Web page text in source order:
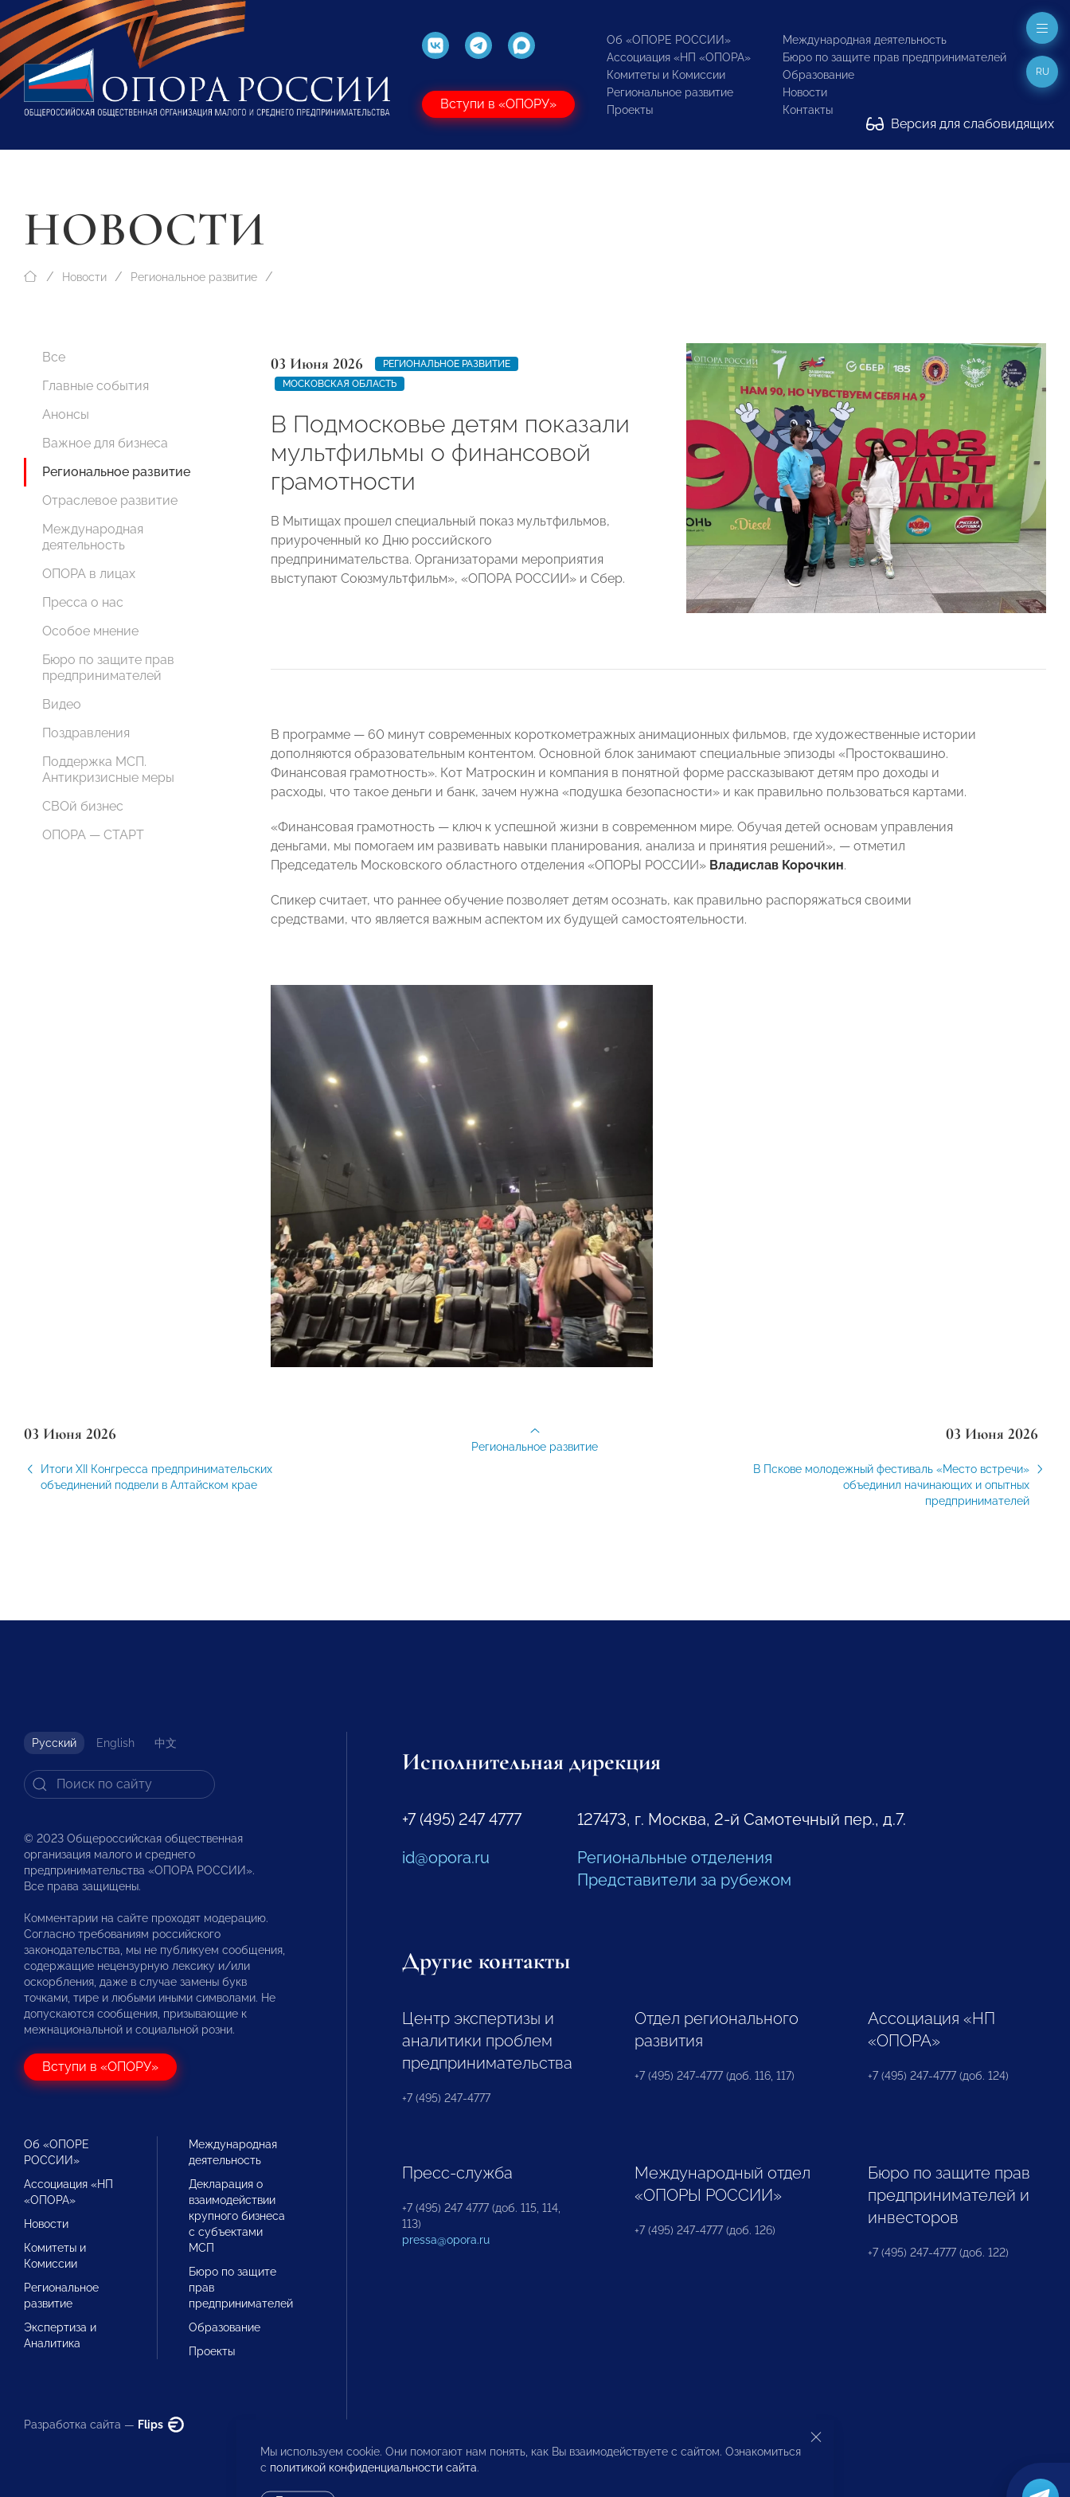
Вступи в «ОПОРУ»
Об «ОПОРЕ РОССИИ»
Ассоциация «НП «ОПОРА»
Комитеты и Комиссии
Региональное развитие
Проекты
Международная деятельность
Бюро по защите прав предпринимателей
Образование
Новости
Контакты
Версия для слабовидящих
RU
НОВОСТИ
Новости Региональное развитие
Все
Главные события
Анонсы
Важное для бизнеса
Региональное развитие
Отраслевое развитие
Международная
деятельность
ОПОРА в лицах
Пресса о нас
Особое мнение
Бюро по защите прав
предпринимателей
Видео
Поздравления
Поддержка МСП.
Антикризисные меры
СВОй бизнес
ОПОРА — СТАРТ
03 Июня 2026
РЕГИОНАЛЬНОЕ РАЗВИТИЕ
МОСКОВСКАЯ ОБЛАСТЬ
В Подмосковье детям показали
мультфильмы о финансовой
грамотности
В Мытищах прошел специальный показ мультфильмов,
приуроченный ко Дню российского
предпринимательства. Организаторами мероприятия
выступают Союзмультфильм», «ОПОРА РОССИИ» и Сбер.
В программе — 60 минут современных короткометражных анимационных фильмов, где художественные истории
дополняются образовательным контентом. Основной блок занимают специальные эпизоды «Простоквашино.
Финансовая грамотность». Кот Матроскин и компания в понятной форме рассказывают детям про доходы и
расходы, что такое деньги и банк, зачем нужна «подушка безопасности» и как правильно пользоваться картами.
«Финансовая грамотность — ключ к успешной жизни в современном мире. Обучая детей основам управления
деньгами, мы помогаем им развивать навыки планирования, анализа и принятия решений», — отметил
Председатель Московского областного отделения «ОПОРЫ РОССИИ» Владислав Корочкин.
Спикер считает, что раннее обучение позволяет детям осознать, как правильно распоряжаться своими
средствами, что является важным аспектом их будущей самостоятельности.
03 Июня 2026
Итоги XII Конгресса предпринимательских
объединений подвели в Алтайском крае
03 Июня 2026
В Пскове молодежный фестиваль «Место встречи»
объединил начинающих и опытных
предпринимателей
Региональное развитие
Русский English 中文
© 2023 Общероссийская общественная
организация малого и среднего
предпринимательства «ОПОРА РОССИИ».
Все права защищены.
Комментарии на сайте проходят модерацию.
Согласно требованиям российского
законодательства, мы не публикуем сообщения,
содержащие нецензурную лексику и/или
оскорбления, даже в случае замены букв
точками, тире и любыми иными символами. Не
допускаются сообщения, призывающие к
межнациональной и социальной розни.
Вступи в «ОПОРУ»
Об «ОПОРЕ
РОССИИ»
Ассоциация «НП
«ОПОРА»
Новости
Комитеты и
Комиссии
Региональное
развитие
Экспертиза и
Аналитика
Международная
деятельность
Декларация о
взаимодействии
крупного бизнеса
с субъектами
МСП
Бюро по защите
прав
предпринимателей
Образование
Проекты
Разработка сайта — Flips
Исполнительная дирекция
+7 (495) 247 4777
id@opora.ru
127473, г. Москва, 2-й Самотечный пер., д.7.
Региональные отделения
Представители за рубежом
Другие контакты
Центр экспертизы и
аналитики проблем
предпринимательства
+7 (495) 247-4777
Отдел регионального
развития
+7 (495) 247-4777 (доб. 116, 117)
Ассоциация «НП
«ОПОРА»
+7 (495) 247-4777 (доб. 124)
Пресс-служба
+7 (495) 247 4777 (доб. 115, 114,
113)
pressa@opora.ru
Международный отдел
«ОПОРЫ РОССИИ»
+7 (495) 247-4777 (доб. 126)
Бюро по защите прав
предпринимателей и
инвесторов
+7 (495) 247-4777 (доб. 122)
Мы используем cookie. Они помогают нам понять, как Вы взаимодействуете с сайтом. Ознакомиться
с политикой конфиденциальности сайта.